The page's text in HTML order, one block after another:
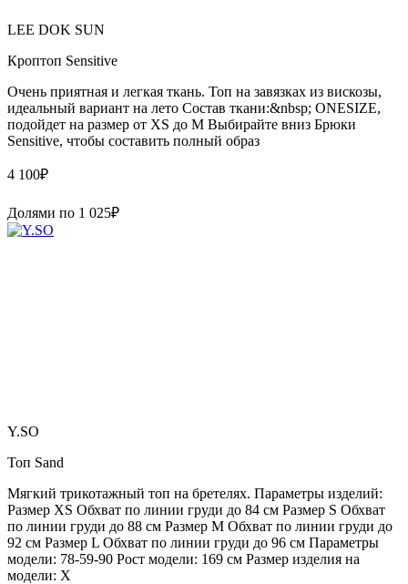
LEE DOK SUN
Кроптоп Sensitive
Очень приятная и легкая ткань. Топ на завязках из вискозы,
идеальный вариант на лето Состав ткани:&nbsp; ONESIZE,
подойдет на размер от XS до M Выбирайте вниз Брюки
Sensitive, чтобы составить полный образ
4 100₽
Долями по 1 025₽
Y.SO
Топ Sand
Мягкий трикотажный топ на бретелях. Параметры изделий:
Размер XS Обхват по линии груди до 84 см Размер S Обхват
по линии груди до 88 см Размер M Обхват по линии груди до
92 см Размер L Обхват по линии груди до 96 см Параметры
модели: 78-59-90 Рост модели: 169 см Размер изделия на
модели: X